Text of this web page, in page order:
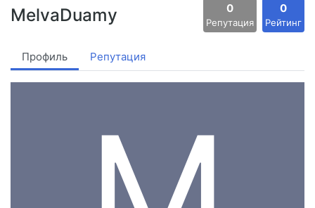
MelvaDuamy 0
Репутация
0
Рейтинг
Профиль Репутация